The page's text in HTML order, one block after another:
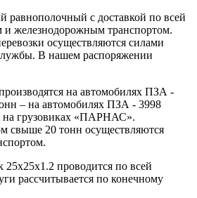
равнополочный с доставкой по всей
и железнодорожным транспортом.
осуществляются силами
В нашем распоряжении
на автомобилях ПЗА -
– на автомобилях ПЗА - 3998
на грузовиках «ПАРНАС».
свыше 20 тонн осуществляются
25х25х1.2 проводится по всей
рассчитывается по конечному